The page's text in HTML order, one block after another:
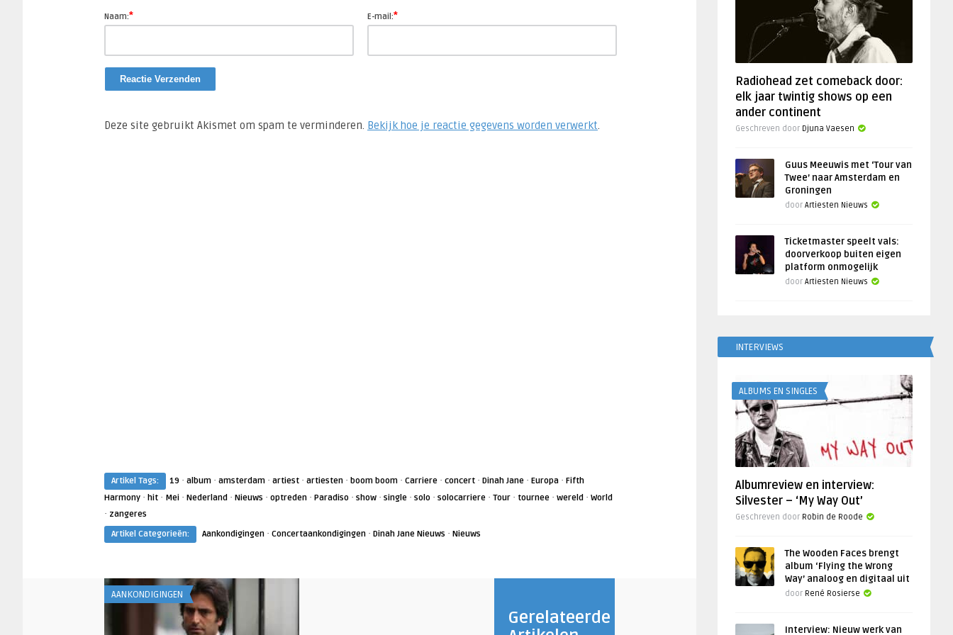
Naam:* E-mail:*
Deze site gebruikt Akismet om spam te verminderen. Bekijk hoe je reactie gegevens worden verwerkt.
Artikel Tags: 19 · album · amsterdam · artiest · artiesten · boom boom · Carriere · concert · Dinah Jane · Europa · Fifth
Harmony · hit · Mei · Nederland · Nieuws · optreden · Paradiso · show · single · solo · solocarriere · Tour · tournee · wereld · World
· zangeres
Artikel Categorieën:
Aankondigingen · Concertaankondigingen · Dinah Jane Nieuws · Nieuws
Gerelateerde
AANKONDIGINGEN
Radiohead zet comeback door:
elk jaar twintig shows op een
ander continent
Geschreven door Djuna Vaesen
Guus Meeuwis met ‘Tour van
Twee’ naar Amsterdam en
Groningen
door Artiesten Nieuws
Ticketmaster speelt vals:
doorverkoop buiten eigen
platform onmogelijk
door Artiesten Nieuws
INTERVIEWS
ALBUMS EN SINGLES
Albumreview en interview:
Silvester – ‘My Way Out’
Geschreven door Robin de Roode
The Wooden Faces brengt
album ‘Flying the Wrong
Way’ analoog en digitaal uit
door René Rosierse
Interview: Nieuw werk van